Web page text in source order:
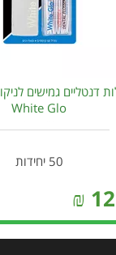
דנטליים גמישים
White Glo
50 יחידות
₪